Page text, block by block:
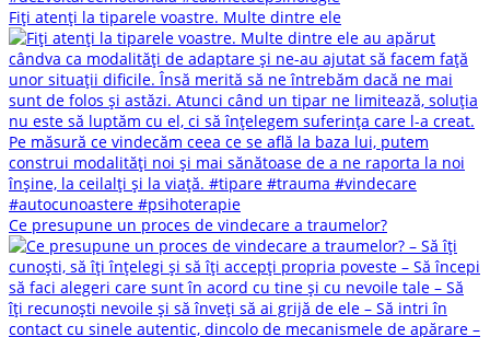
Fiți atenți la tiparele voastre. Multe dintre ele
Ce presupune un proces de vindecare a traumelor?